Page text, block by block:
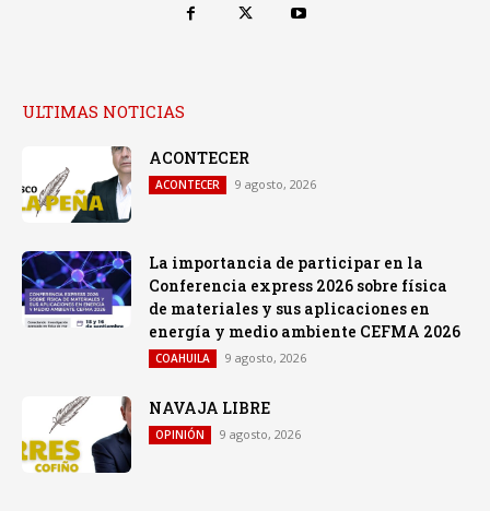
ULTIMAS NOTICIAS
ACONTECER
ACONTECER 9 agosto, 2026
La importancia de participar en la
Conferencia express 2026 sobre física
de materiales y sus aplicaciones en
energía y medio ambiente CEFMA 2026
COAHUILA 9 agosto, 2026
NAVAJA LIBRE
OPINIÓN 9 agosto, 2026